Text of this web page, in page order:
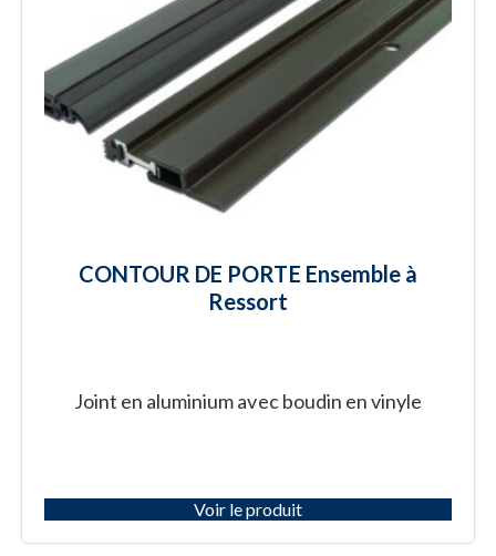
CONTOUR DE PORTE Ensemble à
Ressort
Joint en aluminium avec boudin en vinyle
Voir le produit